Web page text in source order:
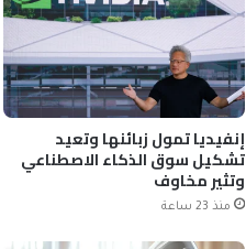
إنفيديا تمول زبائنها وتعيد
تشكيل سوق الذكاء الاصطناعي
وتثير مخاوف
منذ 23 ساعة